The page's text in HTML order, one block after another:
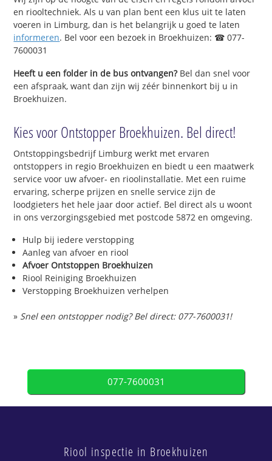
en riooltechniek. Als u van plan bent een klus uit te laten
voeren in Limburg, dan is het belangrijk u goed te laten
informeren. Bel voor een bezoek in Broekhuizen: ☎ 077-
7600031
Heeft u een folder in de bus ontvangen?Bel dan snel voor
een afspraak, want dan zijn wij zéér binnenkort bij u in
Broekhuizen.
Kies voor Ontstopper Broekhuizen. Bel direct!
Ontstoppingsbedrijf Limburg werkt met ervaren
ontstoppers in regio Broekhuizen en biedt u een maatwerk
service voor uw afvoer- en rioolinstallatie. Met een ruime
ervaring, scherpe prijzen en snelle service zijn de
loodgieters het hele jaar door actief. Bel direct als u woont
in ons verzorgingsgebied met postcode 5872 en omgeving.
Hulp bij iedere verstopping
Aanleg van afvoer en riool
Afvoer Ontstoppen Broekhuizen
Riool Reiniging Broekhuizen
Verstopping Broekhuizen verhelpen
» Snel een ontstopper nodig? Bel direct: 077-7600031!
077-7600031
Riool inspectie in Broekhuizen